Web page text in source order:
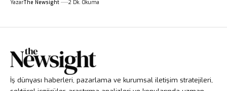
YazarThe Newsight 2 Dk. Okuma
İş dünyası haberleri, pazarlama ve kurumsal iletişim stratejileri,